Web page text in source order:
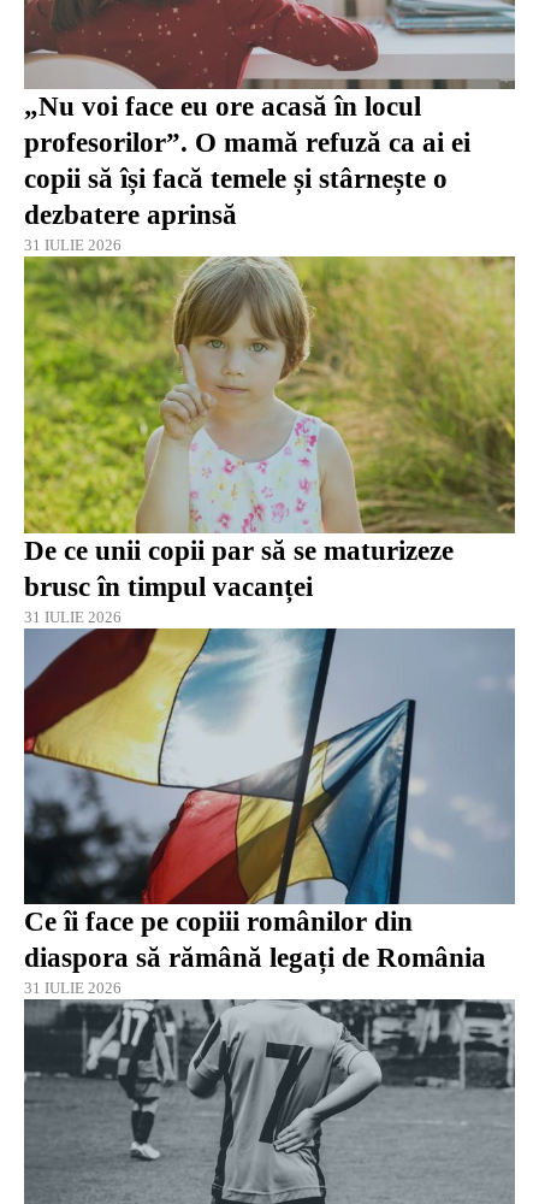
„Nu voi face eu ore acasă în locul
profesorilor”. O mamă refuză ca ai ei
copii să își facă temele și stârnește o
dezbatere aprinsă
31 IULIE 2026
De ce unii copii par să se maturizeze
brusc în timpul vacanței
31 IULIE 2026
Ce îi face pe copiii românilor din
diaspora să rămână legați de România
31 IULIE 2026